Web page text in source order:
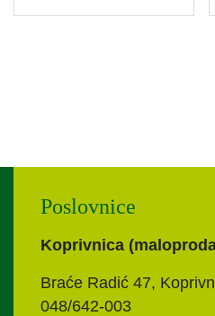
Poslovnice
Koprivnica
Braće Radić 47,
048/642-003